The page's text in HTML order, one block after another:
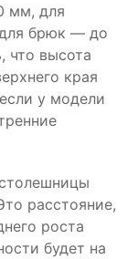
мм, для
брюк — до
что высота
края
у модели
расстояние,
роста
будет на